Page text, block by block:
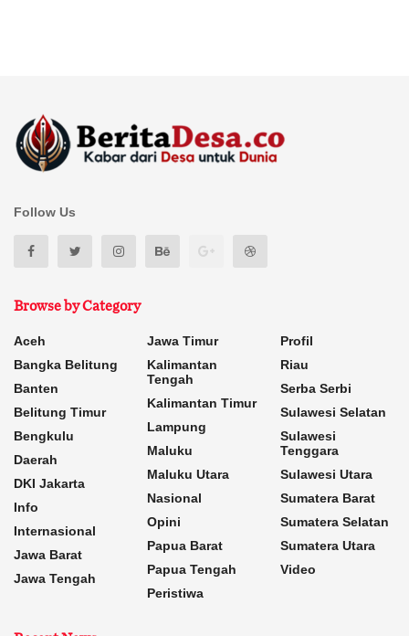
Follow Us
Browse by Category
Aceh
Bangka Belitung
Banten
Belitung Timur
Bengkulu
Daerah
DKI Jakarta
Info
Internasional
Jawa Barat
Jawa Tengah
Jawa Timur
Kalimantan
Tengah
Kalimantan Timur
Lampung
Maluku
Maluku Utara
Nasional
Opini
Papua Barat
Papua Tengah
Peristiwa
Profil
Riau
Serba Serbi
Sulawesi Selatan
Sulawesi
Tenggara
Sulawesi Utara
Sumatera Barat
Sumatera Selatan
Sumatera Utara
Video